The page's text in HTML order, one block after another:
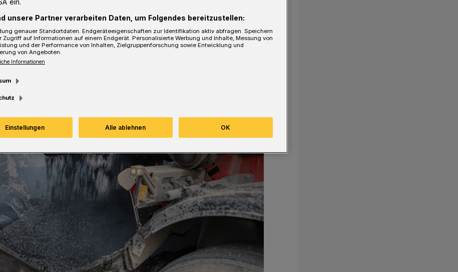
Lesezeit
ein.
unsere Partner verarbeiten Daten, um Folgendes bereitzustellen:
genauer Standortdaten. Endgeräteeigenschaften zur Identifikation aktiv abfragen. Speichern
Zugriff auf Informationen auf einem Endgerät. Personalisierte Werbung und Inhalte, Messung von
und der Performance von Inhalten, Zielgruppenforschung sowie Entwicklung und
von Angeboten.
Informationen
Einstellungen Alle ablehnen OK